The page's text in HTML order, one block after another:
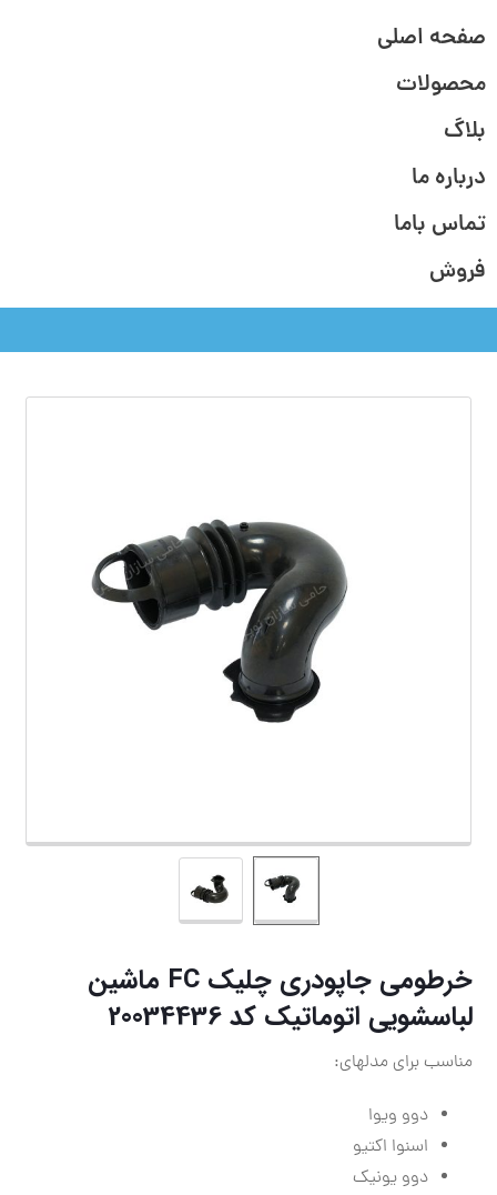
صفحه اصلی
محصولات
بلاگ
درباره ما
تماس باما
فروش
خرطومی جاپودري چليكFC ماشين
لباسشويي اتوماتيك کد 20034436
مناسب برای مدلهای:
دوو ویوا
اسنوا اکتیو
دوو یونیک